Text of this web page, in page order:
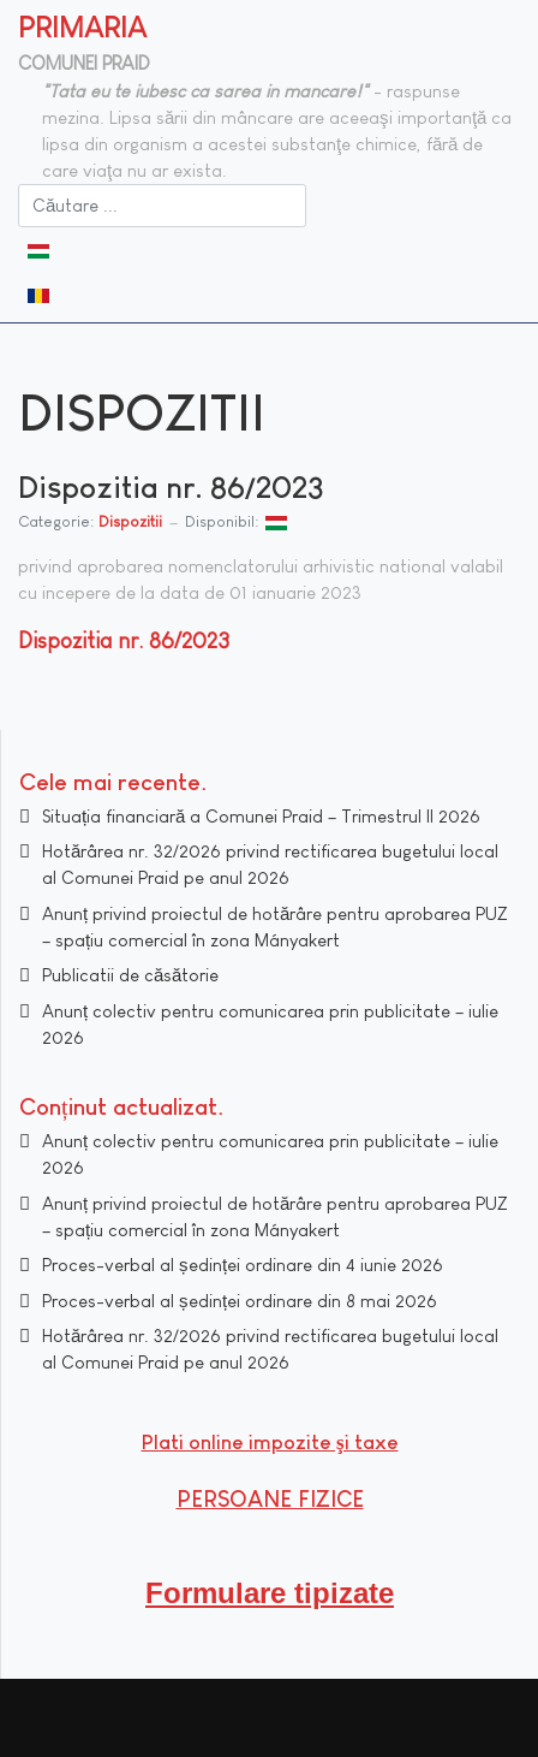
PRIMARIA
COMUNEI PRAID
"Tata eu te iubesc ca sarea in mancare!"- raspunse
mezina. Lipsa sării din mâncare are aceeaşi importanţă ca
lipsa din organism a acestei substanţe chimice, fără de
care viaţa nu ar exista.
DISPOZITII
Dispozitia nr. 86/2023
Categorie: Dispozitii Disponibil:
privind aprobarea nomenclatorului arhivistic national valabil
cu incepere de la data de 01 ianuarie 2023
Dispozitia nr. 86/2023
Cele mai recente
Situația financiară a Comunei Praid – Trimestrul II 2026
Hotărârea nr. 32/2026 privind rectificarea bugetului local
al Comunei Praid pe anul 2026
Anunț privind proiectul de hotărâre pentru aprobarea PUZ
– spațiu comercial în zona Mányakert
Publicatii de căsătorie
Anunț colectiv pentru comunicarea prin publicitate – iulie
2026
Conținut actualizat
Anunț colectiv pentru comunicarea prin publicitate – iulie
2026
Anunț privind proiectul de hotărâre pentru aprobarea PUZ
– spațiu comercial în zona Mányakert
Proces-verbal al ședinței ordinare din 4 iunie 2026
Proces-verbal al ședinței ordinare din 8 mai 2026
Hotărârea nr. 32/2026 privind rectificarea bugetului local
al Comunei Praid pe anul 2026
Plati online impozite şi taxe
PERSOANE FIZICE
Formulare tipizate